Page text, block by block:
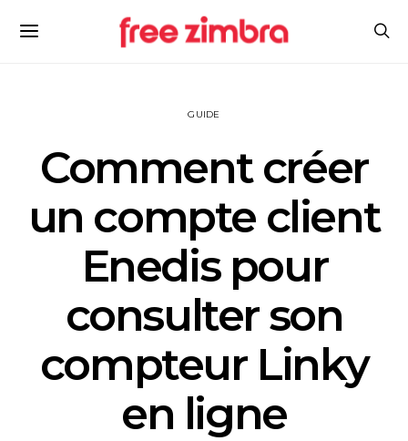
GUIDE
Comment créer
un compte client
Enedis pour
consulter son
compteur Linky
en ligne